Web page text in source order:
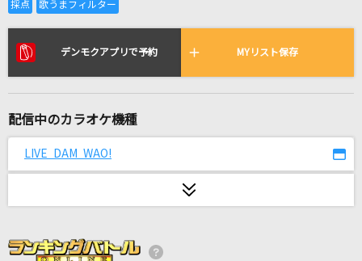
リアルタイムで歌われている曲の一覧
[生音]カシスオレンジ
旅路
デンモクアプリで予約 MYリスト保存
配信中のカラオケ機種
LIVE DAM WAO!